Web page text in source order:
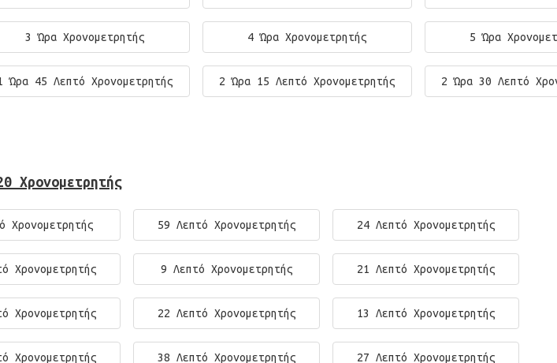
3 Ώρα Χρονομετρητής 4 Ώρα Χρονομετρητής 5 Ώρα
Ώρα 45 Λεπτό Χρονομετρητής 2 Ώρα 15 Λεπτό Χρονομετρητής 2 Ώρα 30 Λεπτό
Χρονομετρητής
Χρονομετρητής 59 Λεπτό Χρονομετρητής 24 Λεπτό Χρονομετρητής
Χρονομετρητής 9 Λεπτό Χρονομετρητής 21 Λεπτό Χρονομετρητής
Χρονομετρητής 22 Λεπτό Χρονομετρητής 13 Λεπτό Χρονομετρητής
Χρονομετρητής 38 Λεπτό Χρονομετρητής 27 Λεπτό Χρονομετρητής